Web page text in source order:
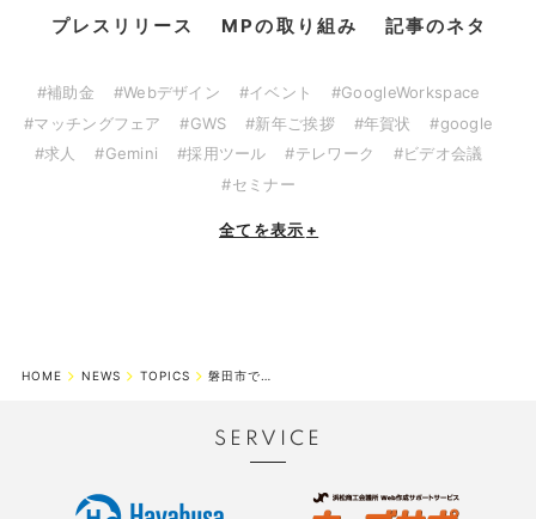
プレスリリース
MPの取り組み 記事のネタ
#補助金 #Webデザイン #イベント
#GoogleWorkspace
#マッチングフェア
#GWS #新年ご挨拶 #年賀状
#google
#求人
#Gemini #採用ツール #テレワーク
#ビデオ会議
#セミナー
全てを表示 +
HOME NEWS TOPICS 磐田市で事業を営む皆様へ、2026年販路開拓支援補助金のご案内
SERVICE